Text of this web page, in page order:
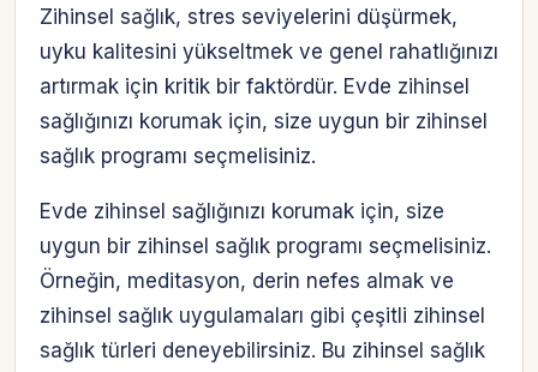
Zihinsel sağlık, stres seviyelerini düşürmek,
uyku kalitesini yükseltmek ve genel rahatlığınızı
artırmak için kritik bir faktördür. Evde zihinsel
sağlığınızı korumak için, size uygun bir zihinsel
sağlık programı seçmelisiniz.
Evde zihinsel sağlığınızı korumak için, size
uygun bir zihinsel sağlık programı seçmelisiniz.
Örneğin, meditasyon, derin nefes almak ve
zihinsel sağlık uygulamaları gibi çeşitli zihinsel
sağlık türleri deneyebilirsiniz. Bu zihinsel sağlık